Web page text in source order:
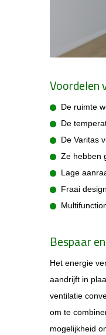
Voordelen
De ruimte
De
De Varitas
Ze hebben
Lage
Fraai
Bespaar
Het energie
aandrijft in
ventilatie
om te
mogelijkheid